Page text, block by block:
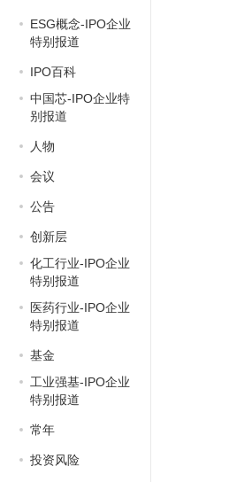
ESG概念-IPO企业
特别报道
IPO百科
中国芯-IPO企业特
别报道
人物
会议
公告
创新层
化工行业-IPO企业
特别报道
医药行业-IPO企业
特别报道
基金
工业强基-IPO企业
特别报道
常年
投资风险